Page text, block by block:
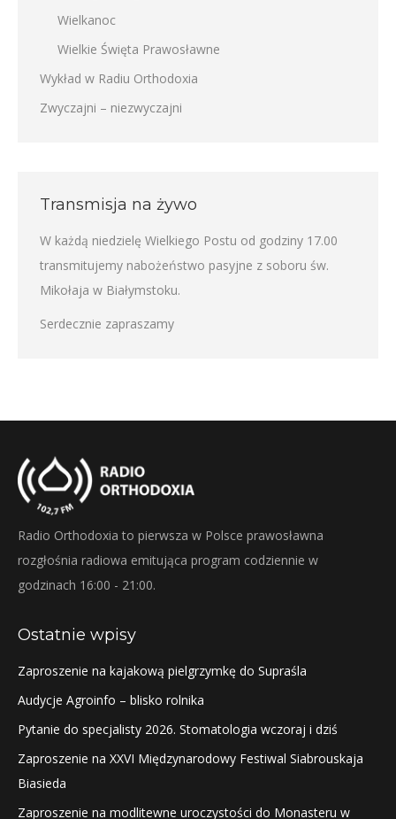
Wielkanoc
Wielkie Święta Prawosławne
Wykład w Radiu Orthodoxia
Zwyczajni – niezwyczajni
Transmisja na żywo
W każdą niedzielę Wielkiego Postu od godziny 17.00
transmitujemy nabożeństwo pasyjne z soboru św.
Mikołaja w Białymstoku.
Serdecznie zapraszamy
Radio Orthodoxia to pierwsza w Polsce prawosławna
rozgłośnia radiowa emitująca program codziennie w
godzinach 16:00 - 21:00.
Ostatnie wpisy
Zaproszenie na kajakową pielgrzymkę do Supraśla
Audycje Agroinfo – blisko rolnika
Pytanie do specjalisty 2026. Stomatologia wczoraj i dziś
Zaproszenie na XXVI Międzynarodowy Festiwal Siabrouskaja
Biasieda
Zaproszenie na modlitewne uroczystości do Monasteru w